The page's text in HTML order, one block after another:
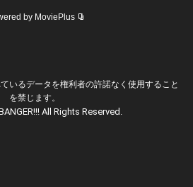
by MoviePlus
いるデータを権利者の許諾なく使用すること
を禁じます。
All Rights Reserved.